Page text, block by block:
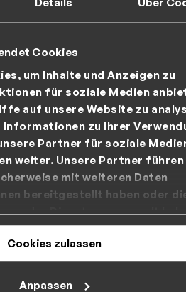
Cookies
um Inhalte und Anzeigen zu
für soziale Medien
auf unsere Website zu
zu Ihrer
Partner für soziale
weiter. Unsere Partner
mit weiteren Daten
bereitgestellt haben oder
der Dienste gesammelt
können Sie jederzeit in
ändern.
Cookies zulassen
Anpassen
sicher
in der Cybersicherheit
Auszeichnungen
Sicherheitsstandards